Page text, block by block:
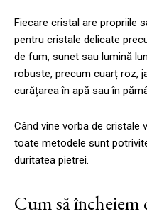
Fiecare cristal are propriile
pentru cristale delicate
de fum, sunet sau lumină
robuste, precum cuarț roz,
curățarea în apă sau în
Când vine vorba de cristale
toate metodele sunt
duritatea pietrei.
Cum să încheiem